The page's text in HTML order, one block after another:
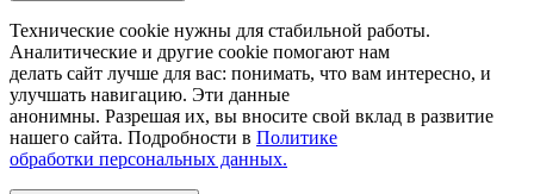
Технические cookie нужны для стабильной работы.
Аналитические и другие cookie помогают нам
делать сайт лучше для вас: понимать, что вам интересно, и
улучшать навигацию. Эти данные
анонимны. Разрешая их, вы вносите свой вклад в развитие
нашего сайта. Подробности в Политике
обработки персональных данных.